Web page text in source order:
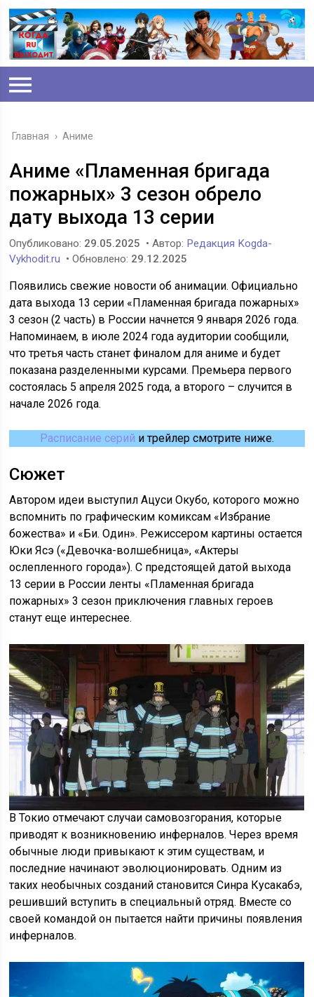
Главная › Аниме
Аниме «Пламенная бригада
пожарных» 3 сезон обрело
дату выхода 13 серии
Опубликовано: 29.05.2025 • Автор: Редакция Kogda-
Vykhodit.ru • Обновлено: 29.12.2025
Появились свежие новости об анимации. Официально
дата выхода 13 серии «Пламенная бригада пожарных»
3 сезон (2 часть) в России начнется 9 января 2026 года.
Напоминаем, в июле 2024 года аудитории сообщили,
что третья часть станет финалом для аниме и будет
показана разделенными курсами. Премьера первого
состоялась 5 апреля 2025 года, а второго – случится в
начале 2026 года.
Расписание серий и трейлер смотрите ниже.
Сюжет
Автором идеи выступил Ацуси Окубо, которого можно
вспомнить по графическим комиксам «Избрание
божества» и «Би. Один». Режиссером картины остается
Юки Ясэ («Девочка-волшебница», «Актеры
ослепленного города»). С предстоящей датой выхода
13 серии в России ленты «Пламенная бригада
пожарных» 3 сезон приключения главных героев
станут еще интереснее.
В Токио отмечают случаи самовозгорания, которые
приводят к возникновению инферналов. Через время
обычные люди привыкают к этим существам, и
последние начинают эволюционировать. Одним из
таких необычных созданий становится Синра Кусакабэ,
решивший вступить в специальный отряд. Вместе со
своей командой он пытается найти причины появления
инферналов.